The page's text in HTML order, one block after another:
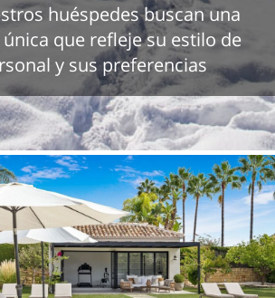
huéspedes buscan una
que refleje su estilo de
y sus preferencias